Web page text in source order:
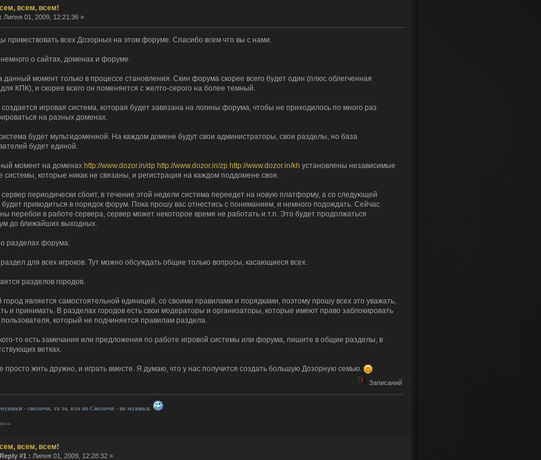
ты издеваешься?
люди тут бывают. Не один я сюда заглядываю.
Привет photon
я смотрю, только ты тут и бываешь.
А тут оказывается форма логина поломатая была... Починил. Хрень какая-то.
тишина...
поводу, купил новый сертификат.
опять тютю?
с наступающими
периодически... а толку?
пароль!
ведем себя прилично.
все? Тишина?
в теме
Re: интересно узнать, кто сюда заходит....
ответил(а) в теме
Re: интересно узнать, кто сюда заходит....
всем, всем!
: Липня 01, 2009, 12:21:36 »
привествовать всех Дозорных на этом форуме. Спасибо всем что вы с нами.
о сайтах, доменах и форуме.
данный момент только в процессе становления. Скин форума скорее всего будет один (плюс облегченная
КПК), и скорее всего он поменяется с желто-серого на более темный.
игровая система, которая будет завязана на логины форума, чтобы не приходилось по много раз
на разных доменах.
будет мультидоменной. На каждом домене будут свои администраторы, свои разделы, но база
будет единой.
момент на доменах http://www.dozor.in/dp http://www.dozor.in/zp http://www.dozor.in/kh установлены независимые
системы, которые никак не связаны, и регистрация на каждом поддомене своя.
периодически сбоит, в течение этой недели система переедет на новую платформу, а со следующей
будет приводиться в порядок форум. Пока прошу вас отнестись с пониманием, и немного подождать. Сейчас
перебои в работе сервера, сервер может некоторое время не работать и т.п. Это будет продолжаться
до ближайших выходных.
разделах форума:
для всех игроков. Тут можно обсуждать общие только вопросы, касающиеся всех.
разделов городов.
город является самостоятельной единицей, со своими правилами и порядками, поэтому прошу всех это уважать,
и принимать. В разделах городов есть свои модераторы и организаторы, которые имеют право заблокировать
который не подчиняется правилам раздела.
то есть замечания или предложения по работе игровой системы или форума, пишите в общие разделы, в
ветках.
просто жить дружно, и играть вместе. Я думаю, что у нас получится создать большую Дозорную семью.
Записаний
мужики - сволочи, то те, кто не Сволочи - не мужики.
всем, всем!
Reply #1 : Липня 01, 2009, 12:28:32 »